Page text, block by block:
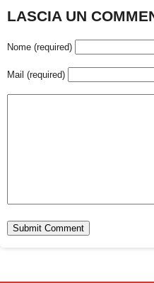
LASCIA UN
Nome (required)
Mail (required)